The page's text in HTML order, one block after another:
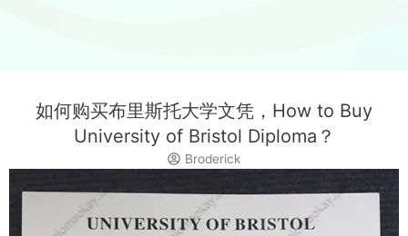
如何购买布里斯托大学文凭，How to Buy
University of Bristol Diploma？
Broderick